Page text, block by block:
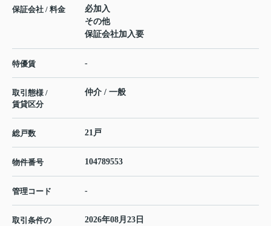
保証会社 / 料金
必加入
その他
保証会社加入要
特優賃 -
取引態様 /
賃貸区分
仲介 / 一般
総戸数 21戸
物件番号 104789553
管理コード -
取引条件の
2026年08月23日